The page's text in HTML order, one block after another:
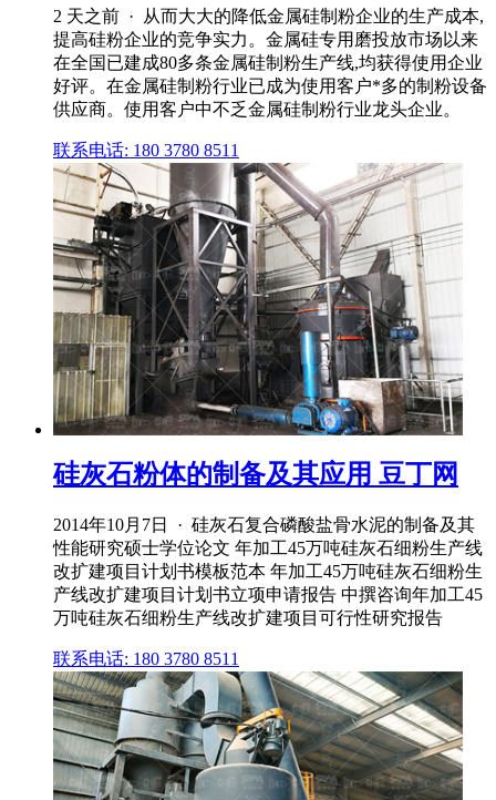
2 天之前 · 从而大大的降低金属硅制粉企业的生产成本,
提高硅粉企业的竞争实力。金属硅专用磨投放市场以来
在全国已建成80多条金属硅制粉生产线,均获得使用企业
好评。在金属硅制粉行业已成为使用客户*多的制粉设备
供应商。使用客户中不乏金属硅制粉行业龙头企业。
联系电话: 180 3780 8511
硅灰石粉体的制备及其应用 豆丁网
2014年10月7日 · 硅灰石复合磷酸盐骨水泥的制备及其
性能研究硕士学位论文 年加工45万吨硅灰石细粉生产线
改扩建项目计划书模板范本 年加工45万吨硅灰石细粉生
产线改扩建项目计划书立项申请报告 中撰咨询年加工45
万吨硅灰石细粉生产线改扩建项目可行性研究报告
联系电话: 180 3780 8511